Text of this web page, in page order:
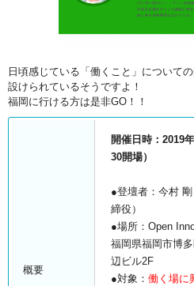
日頃感じている「働くこと」について
設けられているそうですよ！
福岡に行ける方は是非GO！！
概要
開催日時：2019
30開場）
●登壇者：今村 剛
締役）
●場所：Open
福岡県福岡市博
辺ビル2F
●対象： 働く場に